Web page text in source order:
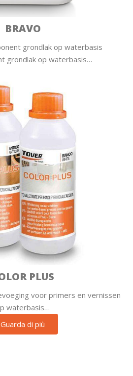
BRAVO
grondlak op waterbasis
grondlak op waterbasis…
PLUS
voor primers en vernissen
waterbasis…
Guarda di più